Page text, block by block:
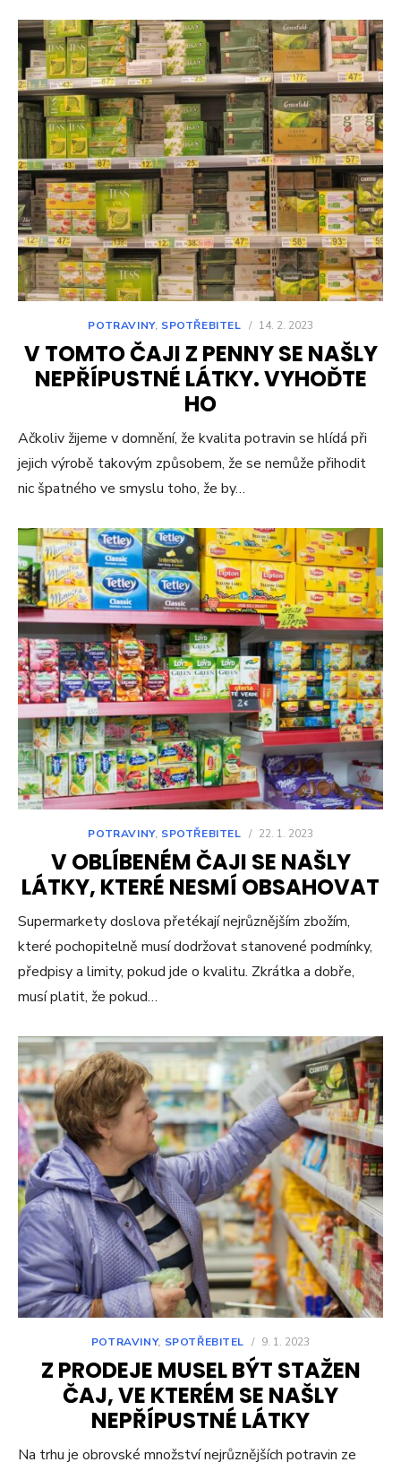
POTRAVINY, SPOTŘEBITEL / 14. 2. 2023
V TOMTO ČAJI Z PENNY SE NAŠLY
NEPŘÍPUSTNÉ LÁTKY. VYHOĎTE
HO
Ačkoliv žijeme v domnění, že kvalita potravin se hlídá při
jejich výrobě takovým způsobem, že se nemůže přihodit
nic špatného ve smyslu toho, že by…
POTRAVINY, SPOTŘEBITEL / 22. 1. 2023
V OBLÍBENÉM ČAJI SE NAŠLY
LÁTKY, KTERÉ NESMÍ OBSAHOVAT
Supermarkety doslova přetékají nejrůznějším zbožím,
které pochopitelně musí dodržovat stanovené podmínky,
předpisy a limity, pokud jde o kvalitu. Zkrátka a dobře,
musí platit, že pokud…
POTRAVINY, SPOTŘEBITEL / 9. 1. 2023
Z PRODEJE MUSEL BÝT STAŽEN
ČAJ, VE KTERÉM SE NAŠLY
NEPŘÍPUSTNÉ LÁTKY
Na trhu je obrovské množství nejrůznějších potravin ze